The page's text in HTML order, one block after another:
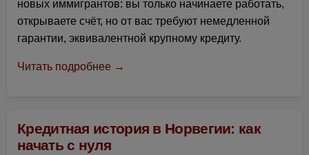
новых иммигрантов: вы только начинаете работать,
открываете счёт, но от вас требуют немедленной
гарантии, эквивалентной крупному кредиту.
Читать подробнее →
Кредитная история в Норвегии: как
начать с нуля